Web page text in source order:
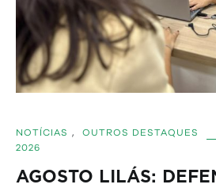
NOTÍCIAS , OUTROS DESTAQUES
2026
AGOSTO LILÁS: